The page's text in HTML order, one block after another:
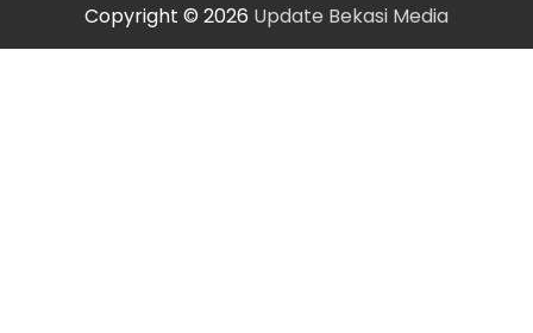
Copyright © 2026 Update Bekasi Media